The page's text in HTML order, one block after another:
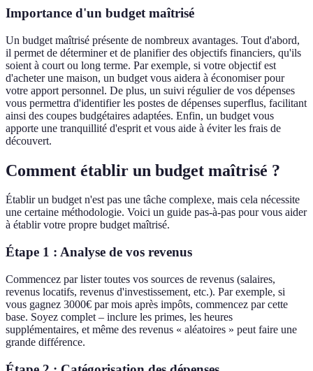
Importance d'un budget maîtrisé
Un budget maîtrisé présente de nombreux avantages. Tout d'abord,
il permet de déterminer et de planifier des objectifs financiers, qu'ils
soient à court ou long terme. Par exemple, si votre objectif est
d'acheter une maison, un budget vous aidera à économiser pour
votre apport personnel. De plus, un suivi régulier de vos dépenses
vous permettra d'identifier les postes de dépenses superflus, facilitant
ainsi des coupes budgétaires adaptées. Enfin, un budget vous
apporte une tranquillité d'esprit et vous aide à éviter les frais de
découvert.
Comment établir un budget maîtrisé ?
Établir un budget n'est pas une tâche complexe, mais cela nécessite
une certaine méthodologie. Voici un guide pas-à-pas pour vous aider
à établir votre propre budget maîtrisé.
Étape 1 : Analyse de vos revenus
Commencez par lister toutes vos sources de revenus (salaires,
revenus locatifs, revenus d'investissement, etc.). Par exemple, si
vous gagnez 3000€ par mois après impôts, commencez par cette
base. Soyez complet – inclure les primes, les heures
supplémentaires, et même des revenus « aléatoires » peut faire une
grande différence.